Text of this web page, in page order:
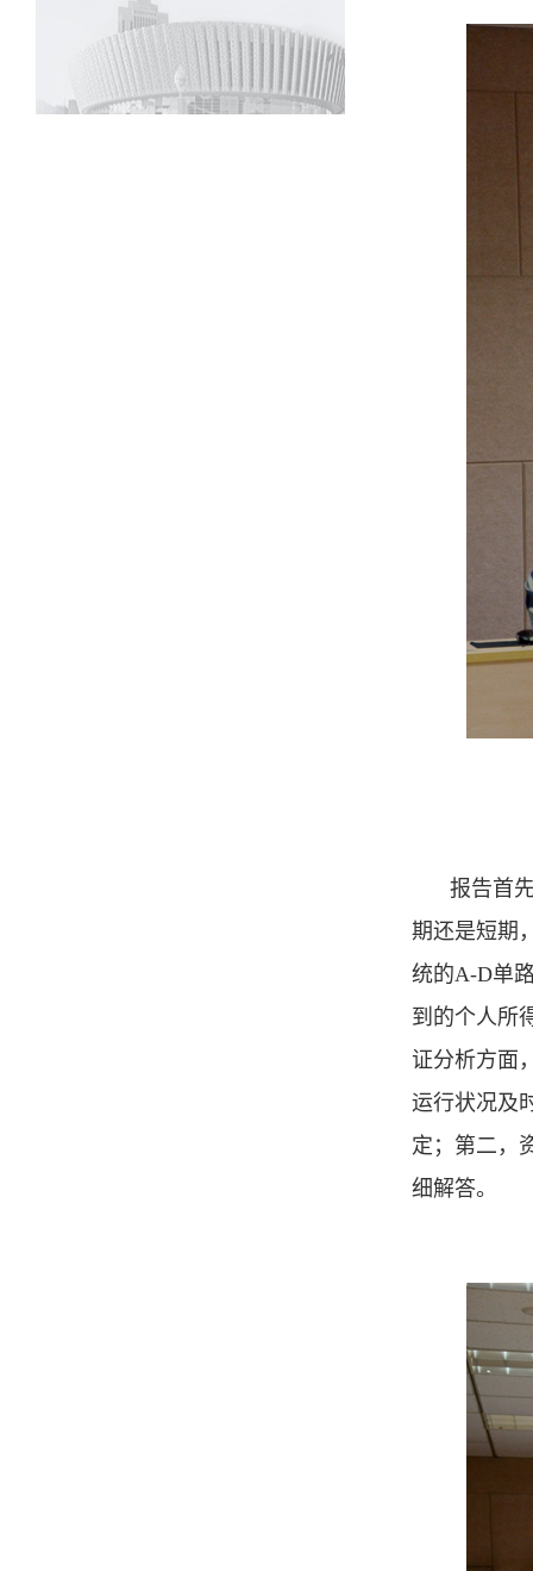
报告首
期还是短期
统的A-D单
到的个人所
证分析方面
运行状况及
定；第二，
细解答。